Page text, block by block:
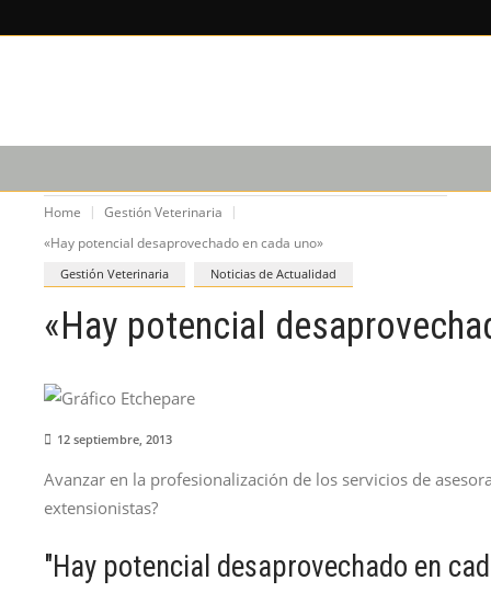
Home
Gestión Veterinaria
«Hay potencial desaprovechado en cada uno»
Gestión Veterinaria Noticias de Actualidad
«Hay potencial
12 septiembre, 2013
Avanzar en la profesionalización de los servicios de
extensionistas?
"Hay potencial desaprovechado en